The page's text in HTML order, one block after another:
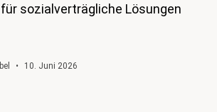
Rechte
sozialverträgliche Lösungen
• 10. Juni 2026